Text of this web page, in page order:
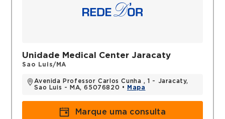
Unidade Medical Center Jaracaty
Sao Luis/MA
Avenida Professor Carlos Cunha , 1 - Jaracaty,
Sao Luis - MA, 65076820 •
Mapa
Marque uma consulta